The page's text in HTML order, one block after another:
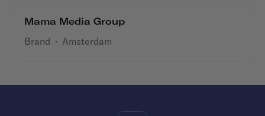
Mama Media Group
Brand · Amsterdam